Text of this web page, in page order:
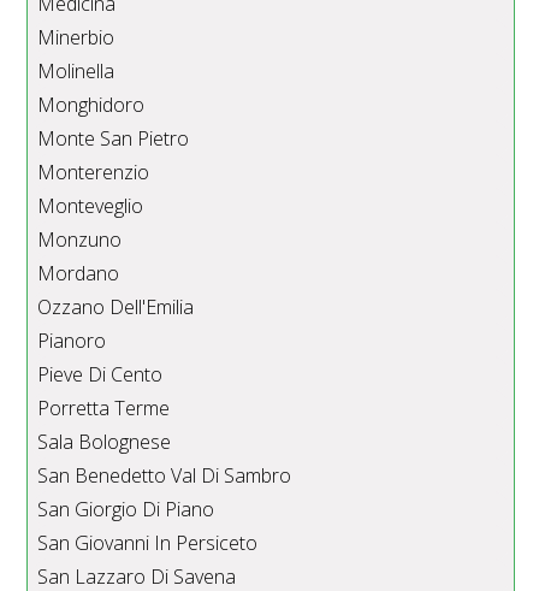
Minerbio
Molinella
Monghidoro
Monte San Pietro
Monterenzio
Monteveglio
Monzuno
Mordano
Ozzano Dell'Emilia
Pianoro
Pieve Di Cento
Porretta Terme
Sala Bolognese
San Benedetto Val Di Sambro
San Giorgio Di Piano
San Giovanni In Persiceto
San Lazzaro Di Savena